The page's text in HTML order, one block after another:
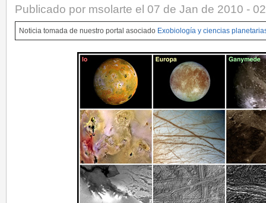
Publicado por msolarte el 07 de Jan de 2010 -
Noticia tomada de nuestro portal asociado Exobiología y ciencias